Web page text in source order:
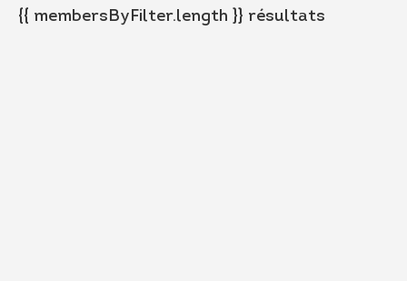
{{ membersByFilter.length }} résultats